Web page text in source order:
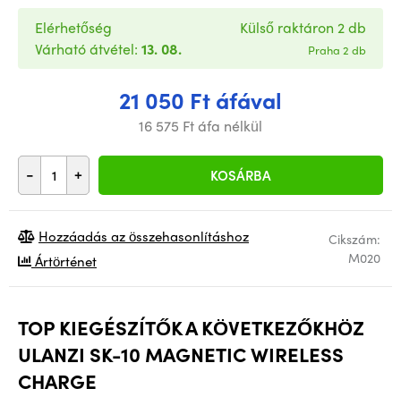
21 050 Ft áfával
16 575 Ft áfa nélkül
- + KOSÁRBA
Elérhetőség
Várható átvétel: 13. 08.
Külső raktáron 2 db
Praha 2 db
Cikszám:
M020
Hozzáadás az összehasonlításhoz
Ártörténet
TOP KIEGÉSZÍTŐK A KÖVETKEZŐKHÖZ
ULANZI SK-10 MAGNETIC WIRELESS
CHARGE